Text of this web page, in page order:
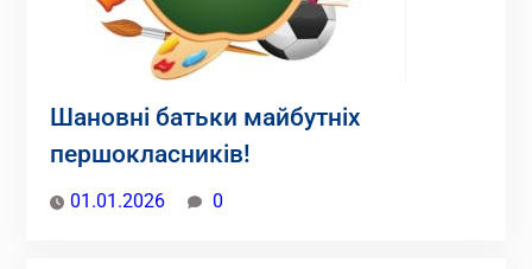
Шановні батьки майбутніх
першокласників!
01.01.2026 0